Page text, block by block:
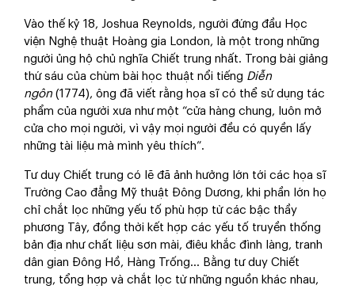
Vào thế kỷ 18, Joshua Reynolds, người đứng đầu Học
viện Nghệ thuật Hoàng gia London, là một trong những
người ủng hộ chủ nghĩa Chiết trung nhất. Trong bài giảng
thứ sáu của chùm bài học thuật nổi tiếng Diễn
ngôn (1774), ông đã viết rằng họa sĩ có thể sử dụng tác
phẩm của người xưa như một “cửa hàng chung, luôn mở
cửa cho mọi người, vì vậy mọi người đều có quyền lấy
những tài liệu mà mình yêu thích”.
Tư duy Chiết trung có lẽ đã ảnh hưởng lớn tới các họa sĩ
Trường Cao đẳng Mỹ thuật Đông Dương, khi phần lớn họ
chỉ chắt lọc những yếu tố phù hợp từ các bậc thầy
phương Tây, đồng thời kết hợp các yếu tố truyền thống
bản địa như chất liệu sơn mài, điêu khắc đình làng, tranh
dân gian Đông Hồ, Hàng Trống… Bằng tư duy Chiết
trung, tổng hợp và chắt lọc từ những nguồn khác nhau,